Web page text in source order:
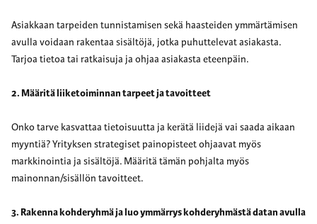
Asiakkaan tarpeiden tunnistamisen sekä haasteiden ymmärtämisen
avulla voidaan rakentaa sisältöjä, jotka puhuttelevat asiakasta.
Tarjoa tietoa tai ratkaisuja ja ohjaa asiakasta eteenpäin.
2. Määritä liiketoiminnan tarpeet ja tavoitteet
Onko tarve kasvattaa tietoisuutta ja kerätä liidejä vai saada aikaan
myyntiä? Yrityksen strategiset painopisteet ohjaavat myös
markkinointia ja sisältöjä. Määritä tämän pohjalta myös
mainonnan/sisällön tavoitteet.
3. Rakenna kohderyhmä ja luo ymmärrys kohderyhmästä datan avulla